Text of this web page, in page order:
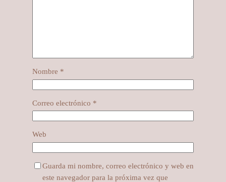
Nombre *
Correo electrónico *
Web
Guarda mi nombre, correo electrónico y web en
este navegador para la próxima vez que